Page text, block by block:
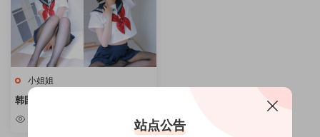
小姐姐
韩国女主播 艾迪林 – 10套性感写
真合集 [持续更新]
站点公告